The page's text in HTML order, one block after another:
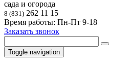
сада и огорода
8 (831) 262 11 15
Время работы: Пн-Пт 9-18
Заказать звонок
Toggle navigation